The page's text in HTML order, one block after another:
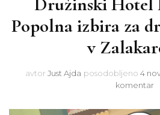
Popolna izbira za
v
avtor Just Ajda posodobljeno 4
komentarna